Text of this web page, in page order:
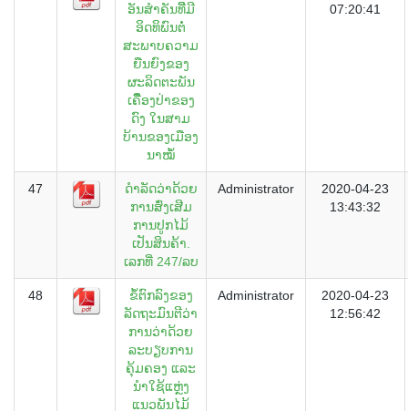
ອັນສຳຄັນທີີ່ມີ
ອິດທິພົນຕໍ່
ສະພາບຄວາມ
ຍືນຍົງຂອງ
ຜະລິດຕະພັນ
ເຄືີ່ອງປ່າຂອງ
ດົງ ໃນສາມ
ບ້ານຂອງເມືອງ
ນາໝໍ້
07:20:41
47
ດຳລັດວ່າດ້ວຍ
ການສົ່ງເສີມ
ການປູກໄມ້
ເປັນສິນຄ້າ.
ເລກທີ່ 247/ລບ
Administrator
2020-04-23
13:43:32
48
ຂໍ້ຕົກລົງຂອງ
ລັດຖະມົນຕີວ່າ
ການວ່າດ້ວຍ
ລະບຽບການ
ຄຸ້ມຄອງ ແລະ
ນຳໃຊ້ແຫຼ່ງ
ແນວພັນໄມ້
Administrator
2020-04-23
12:56:42